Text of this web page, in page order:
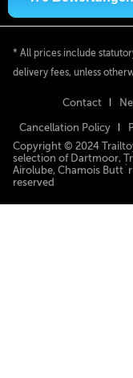
* All prices include
delivery fees, unless
Contact
Cancellation Policy
Copyright © 2024
selection of Dartmoor,
Airolube, Chamois
reserved